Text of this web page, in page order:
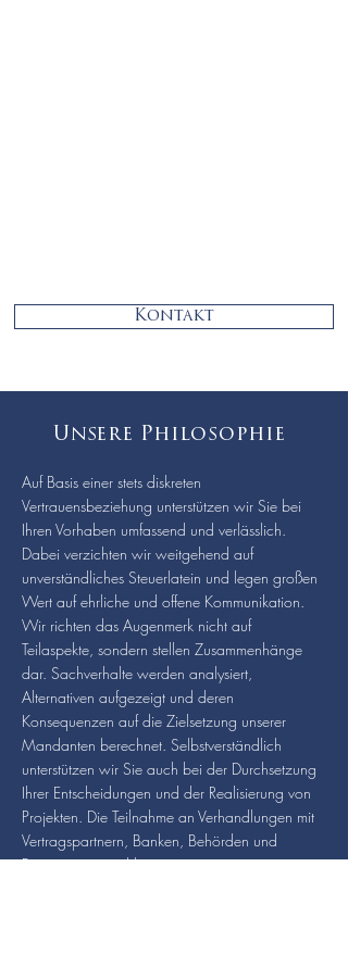
Kontakt
Unsere Philosophie
Auf Basis einer stets diskreten
Vertrauensbeziehung unterstützen wir Sie bei
Ihren Vorhaben umfassend und verlässlich.
Dabei verzichten wir weitgehend auf
unverständliches Steuerlatein und legen großen
Wert auf ehrliche und offene Kommunikation.
Wir richten das Augenmerk nicht auf
Teilaspekte, sondern stellen Zusammenhänge
dar. Sachverhalte werden analysiert,
Alternativen aufgezeigt und deren
Konsequenzen auf die Zielsetzung unserer
Mandanten berechnet. Selbstverständlich
unterstützen wir Sie auch bei der Durchsetzung
Ihrer Entscheidungen und der Realisierung von
Projekten. Die Teilnahme an Verhandlungen mit
Vertragspartnern, Banken, Behörden und
Finanzämtern zählt zu unseren